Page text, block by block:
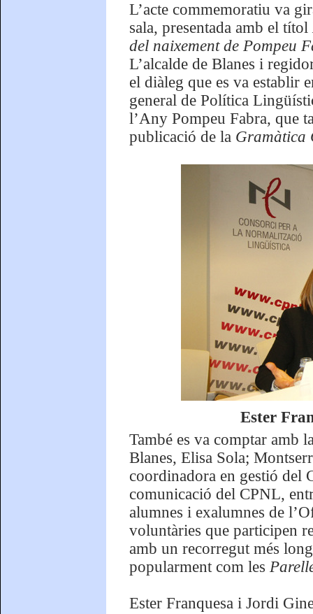
L’acte commemoratiu va
sala, presentada amb el títol
del naixement de Pompeu
L’alcalde de Blanes i
el diàleg que es va establir
general de Política
l’Any Pompeu Fabra, que
publicació de la Gramàtica
Ester
També es va comptar amb
Blanes, Elisa Sola;
coordinadora en gestió del
comunicació del CPNL,
alumnes i exalumnes de
voluntàries que participen
amb un recorregut més
popularment com les
Ester Franquesa i Jordi